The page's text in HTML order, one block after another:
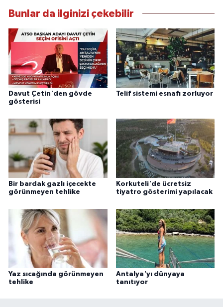
Bunlar da ilginizi çekebilir
Davut Çetin'den gövde
gösterisi
Telif sistemi esnafı zorluyor
Bir bardak gazlı içecekte
görünmeyen tehlike
Korkuteli'de ücretsiz
tiyatro gösterimi yapılacak
Yaz sıcağında görünmeyen
tehlike
Antalya'yı dünyaya
tanıtıyor